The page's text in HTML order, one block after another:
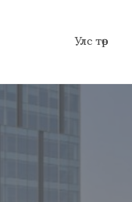
Улс төр